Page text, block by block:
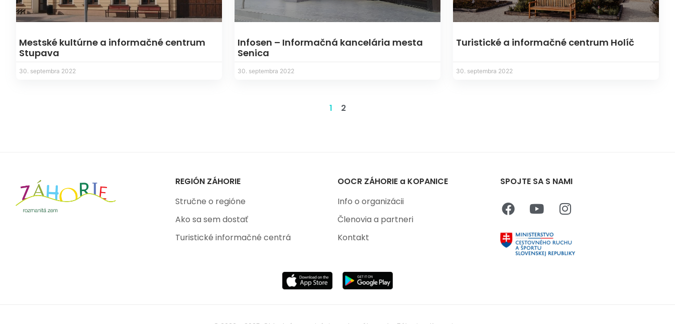
Mestské kultúrne a informačné centrum
Stupava
30. septembra 2022
Infosen – Informačná kancelária mesta
Senica
30. septembra 2022
Turistické a informačné centrum Holíč
30. septembra 2022
1 2
REGIÓN ZÁHORIE
Stručne o regióne
Ako sa sem dostať
Turistické informačné centrá
OOCR ZÁHORIE a KOPANICE
Info o organizácii
Členovia a partneri
Kontakt
SPOJTE SA S NAMI